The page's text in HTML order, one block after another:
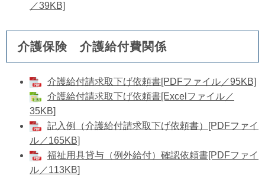
／39KB]
介護保険 介護給付費関係
介護給付請求取下げ依頼書[PDFファイル／95KB]
​介護給付請求取下げ依頼書[Excelファイル／
35KB]
記入例（介護給付請求取下げ依頼書）[PDFファイ
ル／165KB]
福祉用具貸与（例外給付）確認依頼書[PDFファイ
ル／113KB]